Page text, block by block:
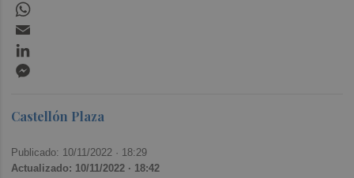
Castellón Plaza
Publicado: 10/11/2022 · 18:29
Actualizado: 10/11/2022 · 18:42